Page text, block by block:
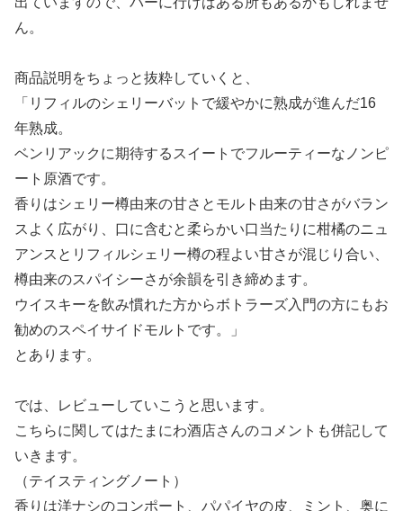
ん。
商品説明をちょっと抜粋していくと、
「リフィルのシェリーバットで緩やかに熟成が進んだ16
年熟成。
ベンリアックに期待するスイートでフルーティーなノンピ
ート原酒です。
香りはシェリー樽由来の甘さとモルト由来の甘さがバラン
スよく広がり、口に含むと柔らかい口当たりに柑橘のニュ
アンスとリフィルシェリー樽の程よい甘さが混じり合い、
樽由来のスパイシーさが余韻を引き締めます。
ウイスキーを飲み慣れた方からボトラーズ入門の方にもお
勧めのスペイサイドモルトです。」
とあります。
では、レビューしていこうと思います。
こちらに関してはたまにわ酒店さんのコメントも併記して
いきます。
（テイスティングノート）
香りは洋ナシのコンポート、パパイヤの皮、ミント、奥に